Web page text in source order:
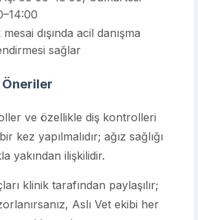
dışında acil danışma
sağlar
Öneriler
ve özellikle diş kontrolleri
kez yapılmalıdır; ağız sağlığı
yakından ilişkilidir.
klinik tarafından paylaşılır;
Aslı Vet ekibi her